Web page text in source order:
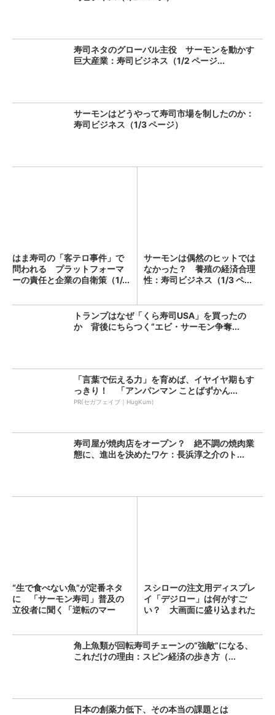
寿司ネタのグローバル主役 サーモンを動かす
巨大産業：寿司ビジネス（1/2 ページ...
サーモンはどうやって寿司市場を制したのか：
寿司ビジネス（1/3 ページ）
はま寿司の「客テロ事件」で
問われる プラットフォーマ
ーの責任と企業の自衛策（1/...
サーモンは偶然のヒットでは
なかった？ 養殖の経済合理
性：寿司ビジネス（1/3 ペ...
トランプはなぜ「くら寿司USA」を買ったの
か 背後にちらつく“エビ・サーモン争奪...
「言葉で伝える力」を育めば、イヤイヤ期もす
っきり！ 「アンパンマン ことばずかん...
PR(セガフェイブ｜HugKum)
寿司屋が焼肉店をオープン？ 絶不調の焼肉業
態に、進出を決めたワケ：長浜淳之介のト...
“生で食べない魚”が定番ネタ
に 「サーモン寿司」普及の
立役者に聞く「逆転のマー
スシローの注文用ディスプレ
イ「デジロー」は何がすご
い？ 大画面に盛り込まれた
角上魚類が回転寿司チェーンの“強敵”になる、
これだけの理由：スピン経済の歩き方（...
日本の創薬力低下、その本当の課題とは